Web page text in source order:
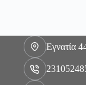
Εγνατία